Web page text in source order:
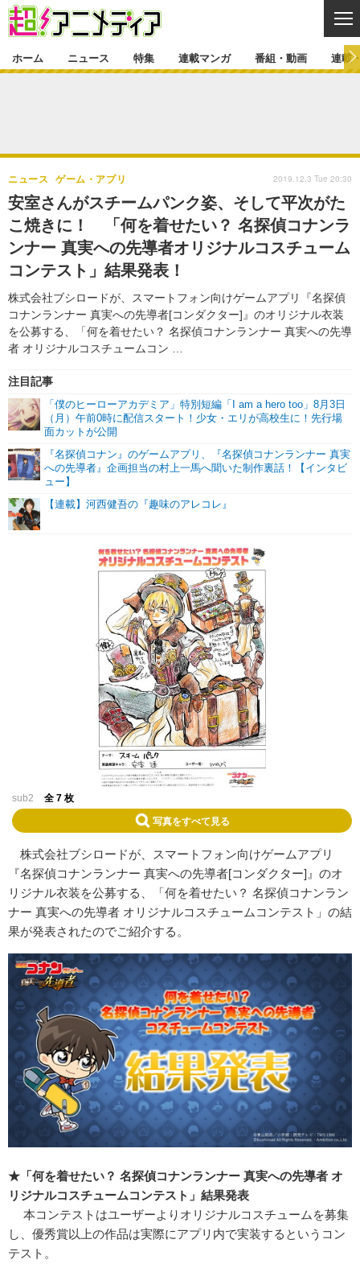
ゲーム・アプリ マンガ
グッズ イベント
声優 コスプレ
特集一覧 カバー
ラキりす
連載マンガ
連載一覧
番組・動画
番組・動画一覧 ラジオ
動画
連載・ブログ
連載・ブログ一覧
編集部ブログ・お知らせ
ホーム ニュース 特集 連載マンガ 番組・動画 連載
安室さんがスチームパンク姿、そして平次がた
こ焼きに！ 「何を着せたい？ 名探偵コナンラ
ンナー 真実への先導者オリジナルコスチューム
コンテスト」結果発表！
株式会社ブシロードが、スマートフォン向けゲームアプリ『名探偵
コナンランナー 真実への先導者[コンダクター]』のオリジナル衣装
を公募する、「何を着せたい？ 名探偵コナンランナー 真実への先導
者 オリジナルコスチュームコン …
ニュース ゲーム・アプリ
注目記事
「僕のヒーローアカデミア」特別短編「I am a hero too」8月3日
（月）午前0時に配信スタート！少女・エリが高校生に！先行場
面カットが公開
『名探偵コナン』のゲームアプリ、『名探偵コナンランナー 真実
への先導者』企画担当の村上一馬へ聞いた制作裏話！【インタビ
ュー】
【連載】河西健吾の『趣味のアレコレ』
2019.12.3 Tue 20:30
sub2 全 7 枚
写真をすべて見る
株式会社ブシロードが、スマートフォン向けゲームアプリ
『名探偵コナンランナー 真実への先導者[コンダクター]』のオ
リジナル衣装を公募する、「何を着せたい？ 名探偵コナンラン
ナー 真実への先導者 オリジナルコスチュームコンテスト」の結
果が発表されたのでご紹介する。
★「何を着せたい？ 名探偵コナンランナー 真実への先導者 オ
リジナルコスチュームコンテスト」結果発表
本コンテストはユーザーよりオリジナルコスチュームを募集
し、優秀賞以上の作品は実際にアプリ内で実装するというコン
テスト。